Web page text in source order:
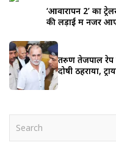
‘आवारापन 2’ का
की लड़ाई में नजर
तरुण तेजपाल रेप
दोषी ठहराया,